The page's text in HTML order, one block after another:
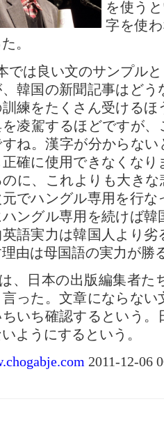
を使う
字を使
。
では良い文のサンプル
、韓国の新聞記事はど
練をたくさん受ける
凌駕するほどですが
すね。漢字が分からな
正確に使用できなくな
のに、これよりも大き
でハングル専用を行
ングル専用を続けば
語実力は韓国人より
理由は母国語の実力が勝
、日本の出版編集者た
言った。文章にならな
ちいち確認するという
ようにするという。
2011-12-06